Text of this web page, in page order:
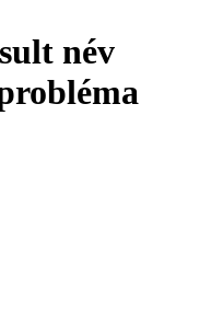
név